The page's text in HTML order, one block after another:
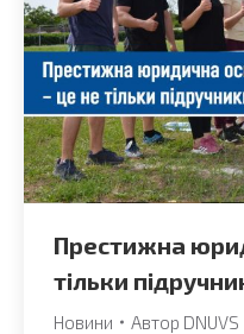
Престижна
тільки
Новини Автор DNUVS